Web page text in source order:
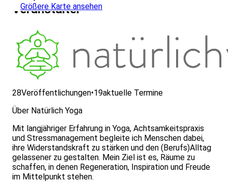
Größere Karte ansehen
Veranstalter
28Veröffentlichungen•19aktuelle Termine
Über Natürlich Yoga
Mit langjähriger Erfahrung in Yoga, Achtsamkeitspraxis
und Stressmanagement begleite ich Menschen dabei,
ihre Widerstandskraft zu stärken und den (Berufs)Alltag
gelassener zu gestalten. Mein Ziel ist es, Räume zu
schaffen, in denen Regeneration, Inspiration und Freude
im Mittelpunkt stehen.